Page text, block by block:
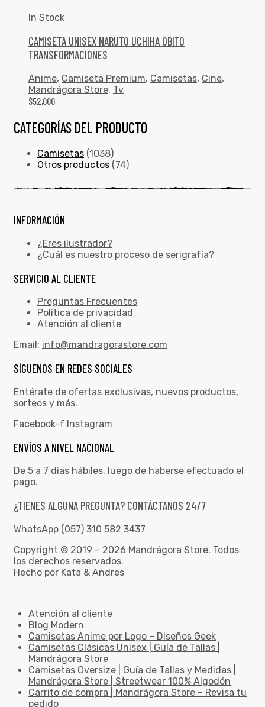
In Stock
CAMISETA UNISEX NARUTO UCHIHA OBITO
TRANSFORMACIONES
Anime, Camiseta Premium, Camisetas, Cine,
Mandrágora Store, Tv
$52,000
CATEGORÍAS DEL PRODUCTO
Camisetas (1038)
Otros productos (74)
INFORMACIÓN
¿Eres ilustrador?
¿Cuál es nuestro proceso de serigrafía?
SERVICIO AL CLIENTE
Preguntas Frecuentes
Política de privacidad
Atención al cliente
Email: info@mandragorastore.com
SÍGUENOS EN REDES SOCIALES
Entérate de ofertas exclusivas, nuevos productos,
sorteos y más.
Facebook-f Instagram
ENVÍOS A NIVEL NACIONAL
De 5 a 7 días hábiles. luego de haberse efectuado el
pago.
¿TIENES ALGUNA PREGUNTA? CONTÁCTANOS 24/7
WhatsApp (057) 310 582 3437
Copyright © 2019 – 2026 Mandrágora Store. Todos
los derechos reservados.
Hecho por Kata & Andres
Atención al cliente
Blog Modern
Camisetas Anime por Logo – Diseños Geek
Camisetas Clásicas Unisex | Guía de Tallas |
Mandrágora Store
Camisetas Oversize | Guía de Tallas y Medidas |
Mandrágora Store | Streetwear 100% Algodón
Carrito de compra | Mandrágora Store – Revisa tu
pedido